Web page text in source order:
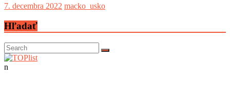
7. decembra 2022 macko_usko
Hľadať
n